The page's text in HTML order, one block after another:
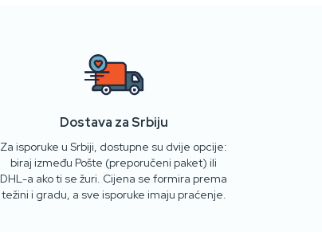
Dostava za Srbiju
Za isporuke u Srbiji, dostupne su dvije opcije:
biraj između Pošte (preporučeni paket) ili
DHL-a ako ti se žuri. Cijena se formira prema
težini i gradu, a sve isporuke imaju praćenje.